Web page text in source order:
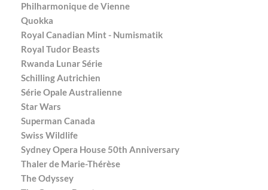
Philharmonique de Vienne
Quokka
Royal Canadian Mint - Numismatik
Royal Tudor Beasts
Rwanda Lunar Série
Schilling Autrichien
Série Opale Australienne
Star Wars
Superman Canada
Swiss Wildlife
Sydney Opera House 50th Anniversary
Thaler de Marie-Thérèse
The Odyssey